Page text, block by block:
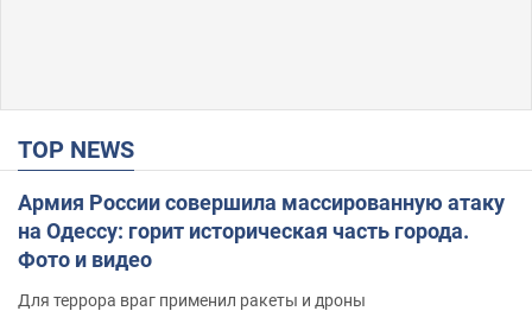
TOP NEWS
Армия России совершила массированную атаку
на Одессу: горит историческая часть города.
Фото и видео
Для террора враг применил ракеты и дроны